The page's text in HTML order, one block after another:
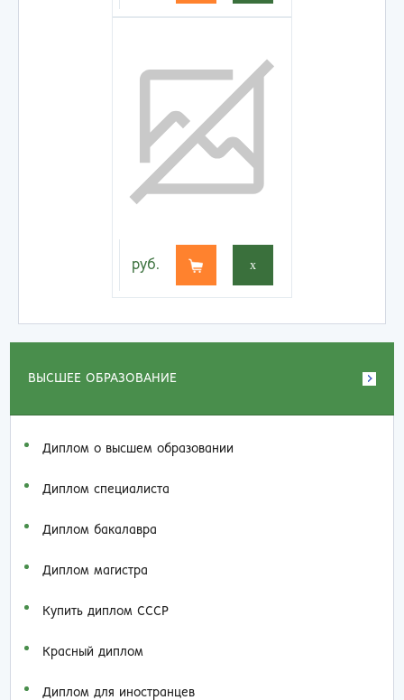
ВЫСШЕЕ ОБРАЗОВАНИЕ
Диплом о высшем образовании
Диплом специалиста
Диплом бакалавра
Диплом магистра
Купить диплом СССР
Красный диплом
Диплом для иностранцев
руб. x